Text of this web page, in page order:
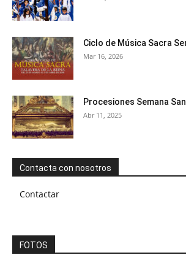
Ciclo de Música Sacra
Mar 16, 2026
Procesiones Semana
Abr 11, 2025
Contacta con nosotros
Contactar
FOTOS